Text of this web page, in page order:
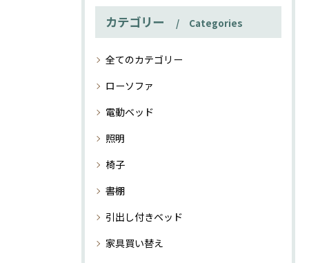
カテゴリー Categories
全てのカテゴリー
ローソファ
電動ベッド
照明
椅子
書棚
引出し付きベッド
家具買い替え